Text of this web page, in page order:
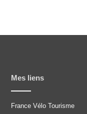
Mes liens
France Vélo Tourisme